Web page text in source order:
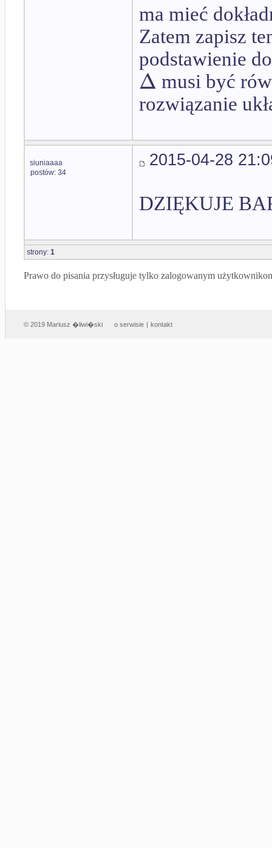
ma mieć
Zatem zapisz
podstawienie
Δ musi być
rozwiązanie
siuniaaaa
postów: 34
2015-04-28
DZIĘKUJE
strony: 1
Prawo do pisania przysługuje tylko zalogowanym
© 2019 Mariusz �liwi�ski o serwisie | kontakt